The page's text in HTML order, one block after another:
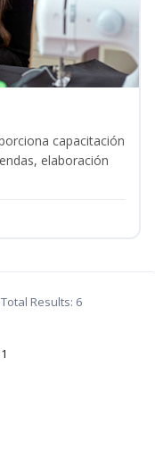
capacitación
elaboración
Total Results: 6